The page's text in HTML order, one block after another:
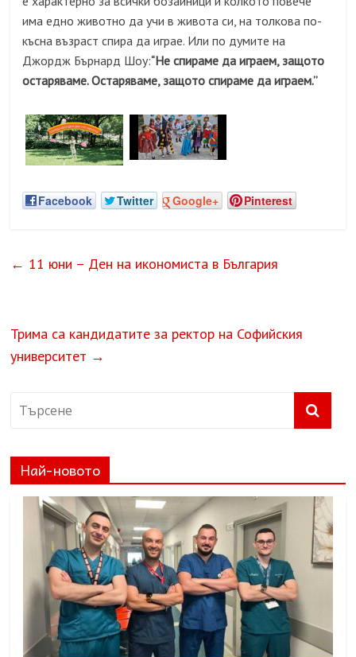
има едно животно да учи в живота си, на толкова по-
късна възраст спира да играе. Или по думите на
Джордж Бърнард Шоу:“Не спираме да играем, защото
остаряваме. Остаряваме, защото спираме да играем.”
Facebook Twitter Google+ Pinterest
← 11 юни – Ден на икономиста в България
Трима са кандидатите за ректор на Софийския
университет →
Най-новото